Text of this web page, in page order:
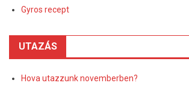
Gyros recept
UTAZÁS
Hova utazzunk novemberben?